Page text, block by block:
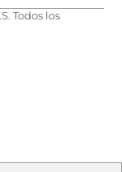
Todos los